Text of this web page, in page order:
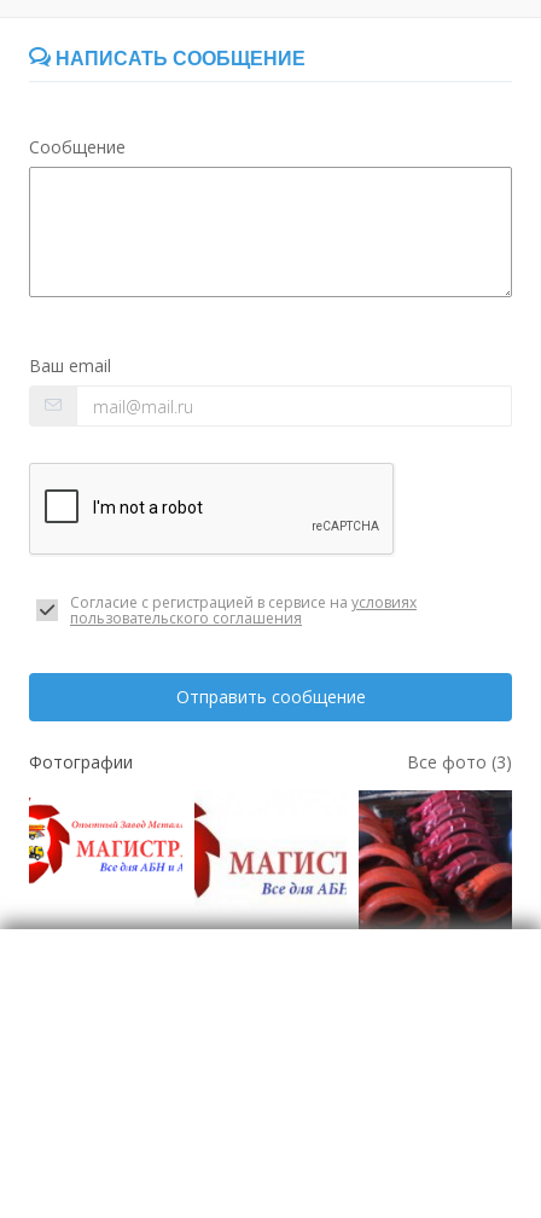
НАПИСАТЬ СООБЩЕНИЕ
Сообщение
Ваш email
Согласие с регистрацией в сервисе на условиях
пользовательского соглашения
Отправить сообщение
Фотографии Все фото (3)